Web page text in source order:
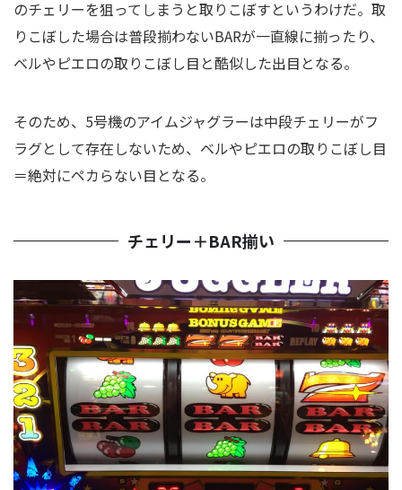
のチェリーを狙ってしまうと取りこぼすというわけだ。取
りこぼした場合は普段揃わないBARが一直線に揃ったり、
ベルやピエロの取りこぼし目と酷似した出目となる。
そのため、5号機のアイムジャグラーは中段チェリーがフ
ラグとして存在しないため、ベルやピエロの取りこぼし目
＝絶対にペカらない目となる。
チェリー＋BAR揃い